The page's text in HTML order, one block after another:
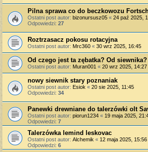
Pilna sprawa co do beczkowozu
Ostatni post autor: bizonursusz05 « 24 paź 2025,
Odpowiedzi: 27
Roztrzasacz pokosu rotacyjna
Ostatni post autor: Mrc360 « 30 wrz 2025, 16:45
Od czego jest ta zębatka? Od siewnika?
Ostatni post autor: Muran001 « 20 wrz 2025, 14:27
nowy siewnik stary poznaniak
Ostatni post autor: Esiok « 20 sie 2025, 11:45
Odpowiedzi: 34
Panewki drewniane do talerzówki olt
Ostatni post autor: piorun1234 « 19 maja 2025,
Odpowiedzi: 7
Talerzówka lemind leskovac
Ostatni post autor: Alchemik « 12 maja 2025, 15:56
Odpowiedzi: 6